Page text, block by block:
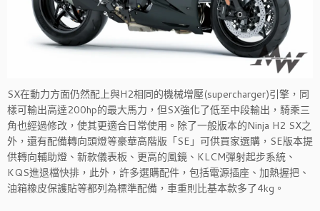
SX在動力方面仍然配上與H2相同的機械增壓(supercharger)引擎，同
樣可輸出高達200hp的最大馬力，但SX強化了低至中段輸出，騎乘三
角也經過修改，使其更適合日常使用。除了一般版本的Ninja H2 SX之
外，還有配備轉向頭燈等豪華高階版「SE」可供買家選購，SE版本提
供轉向輔助燈、新款儀表板、更高的風鏡、KLCM彈射起步系統、
KQS進退檔快排，此外，許多選購配件，包括電源插座、加熱握把、
油箱橡皮保護貼等都列為標準配備，車重則比基本款多了4kg。